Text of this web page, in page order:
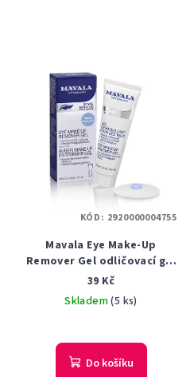
Mavala Eye Make-Up
Remover Gel odličovací gel
na oči 5 ml
39 Kč
Skladem(5 ks)
Do košíku
KÓD: 2920000004755